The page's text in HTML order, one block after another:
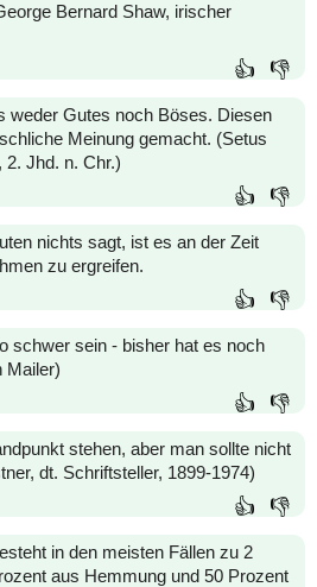
Bernard Shaw, irischer
👍 👎
weder Gutes noch Böses. Diesen
Meinung gemacht. (Setus
2. Jhd. n. Chr.)
👍 👎
nichts sagt, ist es an der Zeit
zu ergreifen.
👍 👎
schwer sein - bisher hat es noch
Mailer)
👍 👎
stehen, aber man sollte nicht
dt. Schriftsteller, 1899-1974)
👍 👎
in den meisten Fällen zu 2
aus Hemmung und 50 Prozent